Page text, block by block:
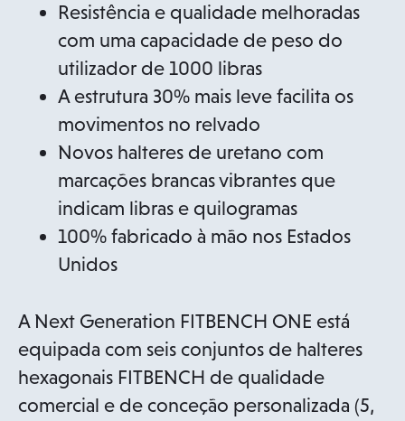
Resistência e qualidade melhoradas
com uma capacidade de peso do
utilizador de 1000 libras
A estrutura 30% mais leve facilita os
movimentos no relvado
Novos halteres de uretano com
marcações brancas vibrantes que
indicam libras e quilogramas
100% fabricado à mão nos Estados
Unidos
A Next Generation FITBENCH ONE está
equipada com seis conjuntos de halteres
hexagonais FITBENCH de qualidade
comercial e de conceção personalizada (5,